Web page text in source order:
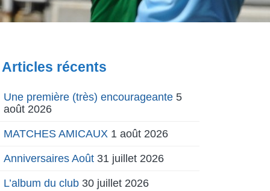
Articles récents
Une première (très) encourageante 5
août 2026
MATCHES AMICAUX 1 août 2026
Anniversaires Août 31 juillet 2026
L’album du club 30 juillet 2026